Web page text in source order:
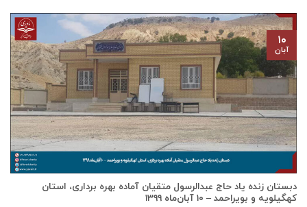
دبستان زنده ياد حاج عبدالرسول متقيان آماده بهره برداری، استان
كهگيلويه و بويراحمد – ۱۰ آبان‌ماه ۱۳۹۹
۱۰
آبان